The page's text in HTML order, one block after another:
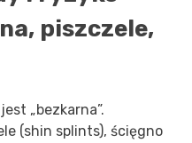
piszczele,
„bezkarna”.
(shin splints), ścięgno